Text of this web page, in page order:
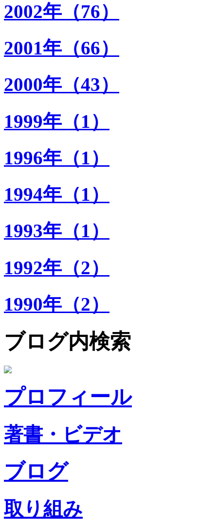
2002年（76）
2001年（66）
2000年（43）
1999年（1）
1996年（1）
1994年（1）
1993年（1）
1992年（2）
1990年（2）
ブログ内検索
プロフィール
著書・ビデオ
ブログ
取り組み